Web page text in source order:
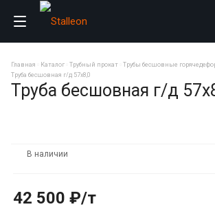
Главная Каталог Трубный прокат
Трубы бесшовные
Труба бесшовная г/д 57х8,0
Труба бесшовная г/д
В наличии
42 500 ₽/т